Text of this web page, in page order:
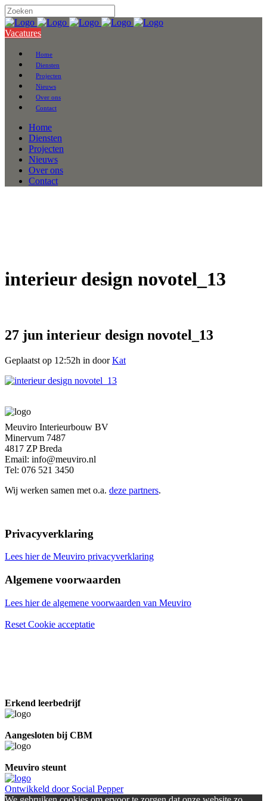
Vacatures
Home
Diensten
Projecten
Nieuws
Over ons
Contact
Home
Diensten
Projecten
Nieuws
Over ons
Contact
interieur design novotel_13
27 jun interieur design novotel_13
Geplaatst op 12:52h in doorKat
Meuviro Interieurbouw BV
Minervum 7487
4817 ZP Breda
Email: info@meuviro.nl
Tel: 076 521 3450
Wij werken samen met o.a. deze partners.
Privacyverklaring
Lees hier de Meuviro privacyverklaring
Algemene voorwaarden
Lees hier de algemene voorwaarden van Meuviro
Reset Cookie acceptatie
Erkend leerbedrijf
Aangesloten bij CBM
Meuviro steunt
Ontwikkeld door Social Pepper